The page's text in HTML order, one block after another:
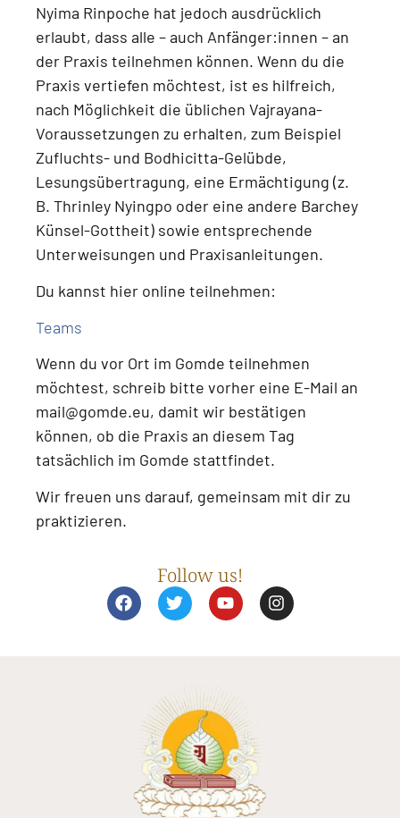
Nyima Rinpoche hat jedoch ausdrücklich
erlaubt, dass alle – auch Anfänger:innen – an
der Praxis teilnehmen können. Wenn du die
Praxis vertiefen möchtest, ist es hilfreich,
nach Möglichkeit die üblichen Vajrayana-
Voraussetzungen zu erhalten, zum Beispiel
Zufluchts- und Bodhicitta-Gelübde,
Lesungsübertragung, eine Ermächtigung (z.
B. Thrinley Nyingpo oder eine andere Barchey
Künsel-Gottheit) sowie entsprechende
Unterweisungen und Praxisanleitungen.
Du kannst hier online teilnehmen:
Teams
Wenn du vor Ort im Gomde teilnehmen
möchtest, schreib bitte vorher eine E-Mail an
mail@gomde.eu, damit wir bestätigen
können, ob die Praxis an diesem Tag
tatsächlich im Gomde stattfindet.
Wir freuen uns darauf, gemeinsam mit dir zu
praktizieren.
Follow us!
F
a
T
w
r
Y
o
e
I
n